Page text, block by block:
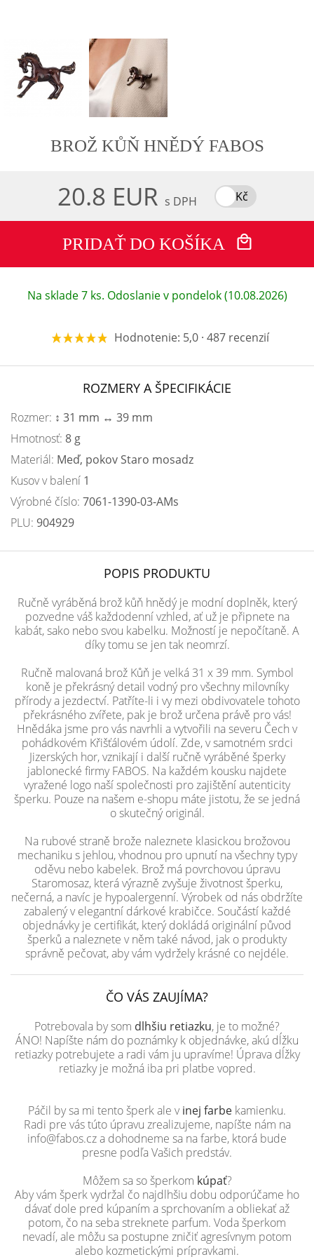
BROŽ KŮŇ HNĚDÝ FABOS
20.8 EUR s DPH Kč
PRIDAŤ DO KOŠÍKA
Na sklade 7 ks. Odoslanie v pondelok (10.08.2026)
Hodnotenie: 5,0 · 487 recenzií
ROZMERY A ŠPECIFIKÁCIE
Rozmer: ↕ 31 mm ↔ 39 mm
Hmotnosť: 8 g
Materiál: Meď, pokov Staro mosadz
Kusov v balení 1
Výrobné číslo: 7061-1390-03-AMs
PLU: 904929
POPIS PRODUKTU
Ručně vyráběná brož kůň hnědý je modní doplněk, který
pozvedne váš každodenní vzhled, ať už je připnete na
kabát, sako nebo svou kabelku. Možností je nepočítaně. A
díky tomu se jen tak neomrzí.
Ručně malovaná brož Kůň je velká 31 x 39 mm. Symbol
koně je překrásný detail vodný pro všechny milovníky
přírody a jezdectví. Patříte-li i vy mezi obdivovatele tohoto
překrásného zvířete, pak je brož určena právě pro vás!
Hnědáka jsme pro vás navrhli a vytvořili na severu Čech v
pohádkovém Křišťálovém údolí. Zde, v samotném srdci
Jizerských hor, vznikají i další ručně vyráběné šperky
jablonecké firmy FABOS. Na každém kousku najdete
vyražené logo naší společnosti pro zajištění autenticity
šperku. Pouze na našem e-shopu máte jistotu, že se jedná
o skutečný originál.
Na rubové straně brože naleznete klasickou brožovou
mechaniku s jehlou, vhodnou pro upnutí na všechny typy
oděvu nebo kabelek. Brož má povrchovou úpravu
Staromosaz, která výrazně zvyšuje životnost šperku,
nečerná, a navíc je hypoalergenní. Výrobek od nás obdržíte
zabalený v elegantní dárkové krabičce. Součástí každé
objednávky je certifikát, který dokládá originální původ
šperků a naleznete v něm také návod, jak o produkty
správně pečovat, aby vám vydržely krásné co nejdéle.
ČO VÁS ZAUJÍMA?
Potrebovala by som dlhšiu retiazku, je to možné?
ÁNO! Napíšte nám do poznámky k objednávke, akú dĺžku
retiazky potrebujete a radi vám ju upravíme! Úprava dĺžky
retiazky je možná iba pri platbe vopred.
Páčil by sa mi tento šperk ale vinej farbe kamienku.
Radi pre vás túto úpravu zrealizujeme, napíšte nám na
info@fabos.cz a dohodneme sa na farbe, ktorá bude
presne podľa Vašich predstáv.
Môžem sa so šperkom kúpať?
Aby vám šperk vydržal čo najdlhšiu dobu odporúčame ho
dávať dole pred kúpaním a sprchovaním a obliekať až
potom, čo na seba streknete parfum. Voda šperkom
nevadí, ale môžu sa postupne zničiť agresívnym potom
alebo kozmetickými prípravkami.